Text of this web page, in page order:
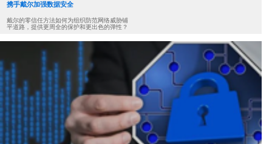
携手戴尔加强数据安全
戴尔的零信任方法如何为组织防范网络威胁铺
平道路，提供更周全的保护和更出色的弹性？